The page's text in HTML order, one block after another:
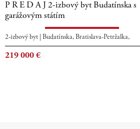
P R E D A J 2-izbový byt Budatínska s
garážovým státím
2-izbový byt Budatínska, Bratislava-Petržalka,
219 000 €